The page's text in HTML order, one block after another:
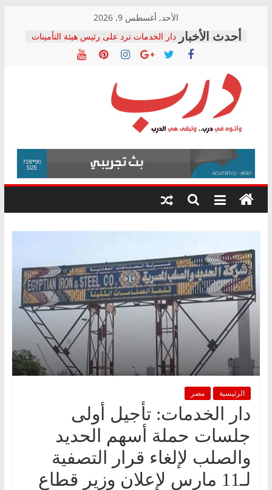
content
الأحد, أغسطس 9, 2026
دار الخدمات ترد على رئيس هيئة التأمينات
بعد مؤتمره الصحفي: إنكار الأزمة لا ينهي
معاناة أصحاب المعاشات.. ونطالب بكشف
فرحات سليمان يكتب: القطاع الصحي إلى
أين؟
حزب التحالف الشعبي يطلق لجنة “الحق
في الصحة” بالإسكندرية لرصد الانتهاكات
ودعم المرضى
الوزاري لمدينة الصحفيين.. وانتهاء أعمال
إنشاء المبنى الإداري
المجلس القومي لحقوق الإنسان يعلن
متابعة قضية الدكتور محمد زهران.. ويؤكد:
قرينة البراءة وضمانات المحاكمة العادلة
درب
وأتوه
درب..
وتبقى
هي
الرئيسية مصر
دار الخدمات: تأجيل أولى
جلسات حملة أسهم الحديد
والصلب لإلغاء قرار التصفية
لـ11 مارس لإعلان وزير قطاع